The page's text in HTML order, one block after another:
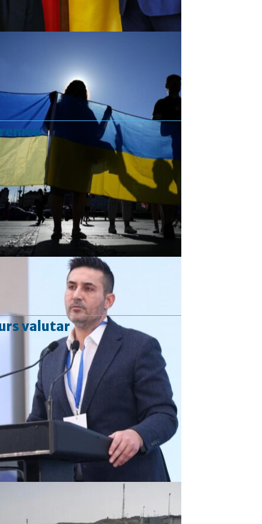
valutar
Curs valutar: 06 Aug 2026
EUR
: 5,2513 RON
+0,0024 ▲
USD: 4,5507 RON
+0,0027 ▲
CHF
: 5,6221 RON
+0,0011 ▲
GBP: 6,1236 RON
-0,0008 ▼
Convertor valutar
»
Rezultat: